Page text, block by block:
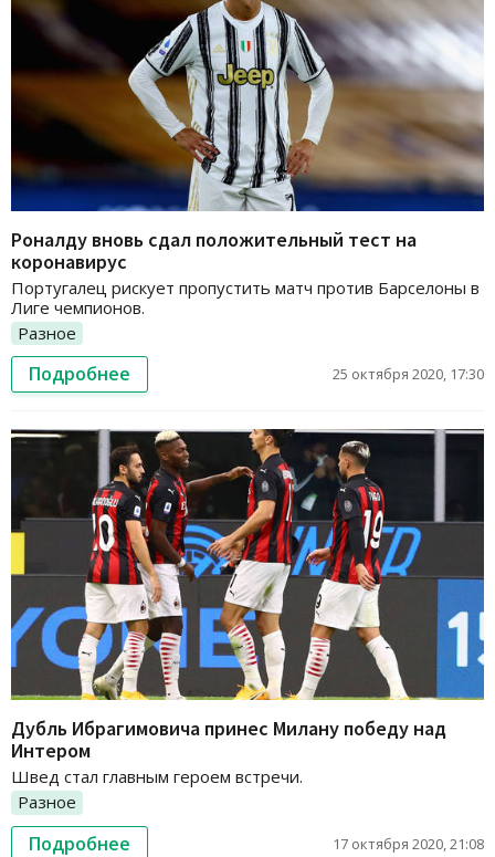
Роналду вновь сдал положительный тест на
коронавирус
Португалец рискует пропустить матч против Барселоны в
Лиге чемпионов.
Разное
Подробнее 25 октября 2020, 17:30
Дубль Ибрагимовича принес Милану победу над
Интером
Швед стал главным героем встречи.
Разное
Подробнее 17 октября 2020, 21:08